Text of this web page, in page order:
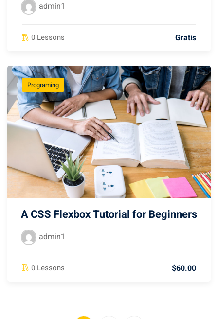
admin1
0 Lessons Gratis
Programing
A CSS Flexbox Tutorial for Beginners
admin1
0 Lessons $60.00